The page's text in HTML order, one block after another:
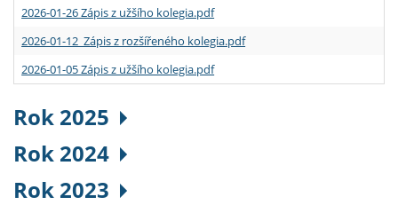
2026-01-26 Zápis z užšího kolegia.pdf
2026-01-12 Zápis z rozšířeného kolegia.pdf
2026-01-05 Zápis z užšího kolegia.pdf
Rok 2025
Rok 2024
Rok 2023